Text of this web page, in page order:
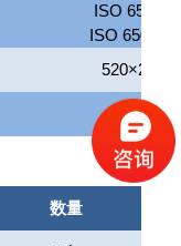
ISO 6506
ISO 6507
520×240
数量